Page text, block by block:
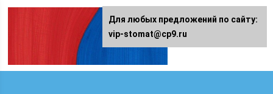
Для любых предложений по сайту:
vip-stomat@cp9.ru